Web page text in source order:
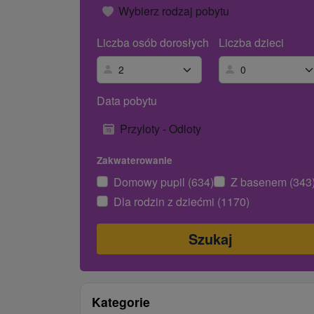
Wybierz rodzaj pobytu
Liczba osób dorosłych
Liczba dzieci
Data pobytu
Przyloty - Odloty
Zakwaterowanie
Domowy pupil (634)
Z basenem
Dla rodzin z dziećmi (1170)
Kategorie